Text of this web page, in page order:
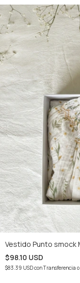
Vestido Punto smock
$98.10 USD
$83.39 USDconTransferencia